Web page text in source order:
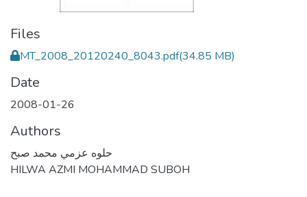
Files
MT_2008_20120240_8043.pdf(34.85 MB)
Date
2008-01-26
Authors
حلوه عزمي محمد صبح
HILWA AZMI MOHAMMAD SUBOH